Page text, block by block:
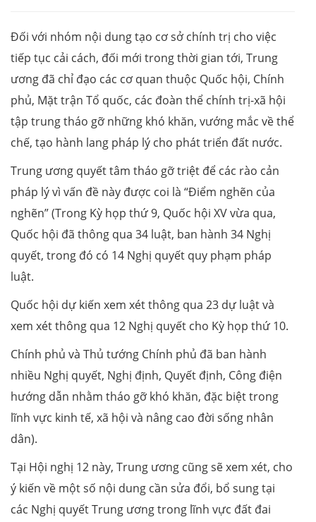
Đối với nhóm nội dung tạo cơ sở chính trị cho việc
tiếp tục cải cách, đối mới trong thời gian tới, Trung
ương đã chỉ đạo các cơ quan thuộc Quốc hội, Chính
phủ, Mặt trận Tổ quốc, các đoàn thể chính trị-xã hội
tập trung tháo gỡ những khó khăn, vướng mắc về thể
chế, tạo hành lang pháp lý cho phát triển đất nước.
Trung ương quyết tâm tháo gỡ triệt để các rào cản
pháp lý vì vấn đề này được coi là “Điểm nghẽn của
nghẽn” (Trong Kỳ họp thứ 9, Quốc hội XV vừa qua,
Quốc hội đã thông qua 34 luật, ban hành 34 Nghị
quyết, trong đó có 14 Nghị quyết quy phạm pháp
luật.
Quốc hội dự kiến xem xét thông qua 23 dự luật và
xem xét thông qua 12 Nghị quyết cho Kỳ họp thứ 10.
Chính phủ và Thủ tướng Chính phủ đã ban hành
nhiều Nghị quyết, Nghị định, Quyết định, Công điện
hướng dẫn nhằm tháo gỡ khó khăn, đặc biệt trong
lĩnh vực kinh tế, xã hội và nâng cao đời sống nhân
dân).
Tại Hội nghị 12 này, Trung ương cũng sẽ xem xét, cho
ý kiến về một số nội dung cần sửa đổi, bổ sung tại
các Nghị quyết Trung ương trong lĩnh vực đất đai